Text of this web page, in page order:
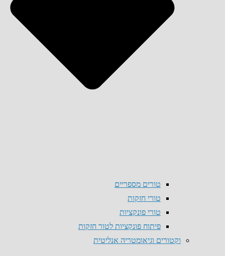
טורים מספריים
טורי חזקות
טורי פונקציות
פיתוח פונקציות לטור חזקות
וקטורים וגיאומטריה אנליטית